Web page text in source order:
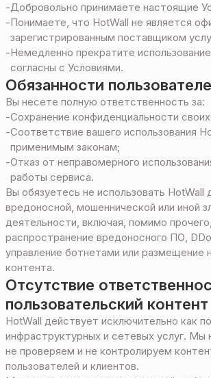
-Добровольно принимаете настоящие
-Понимаете, что HotWall не является
зарегистрированным поставщиком
-Немедленно прекратите
согласны с Условиями.
Обязанности
Вы несете полную ответственность за:
-Сохранение конфиденциальности
-Соответствие вашего использования
применимым законам;
-Отказ от неправомерного
работы сервиса.
Вы обязуетесь не использовать HotWall
вредоносной, мошеннической или иной
деятельности, включая, помимо прочего,
распространение вредоносного ПО,
управление ботнетами или размещение
контента.
Отсутствие
пользовательский контент
HotWall действует исключительно как
инфраструктурных и сетевых услуг. Мы
не проверяем и не контролируем
пользователей и клиентов.